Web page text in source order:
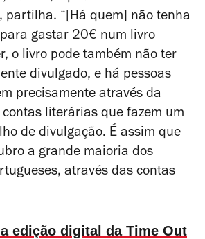
partilha. “[Há quem] não tenha
gastar 20€ num livro
o livro pode também não ter
divulgado, e há pessoas
precisamente através da
literárias que fazem um
de divulgação. É assim que
a grande maioria dos
através das contas
edição digital da Time Out